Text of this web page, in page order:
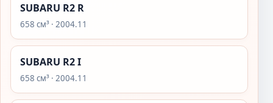
SUBARU R2 R
658 см³ · 2004.11
SUBARU R2 I
658 см³ · 2004.11